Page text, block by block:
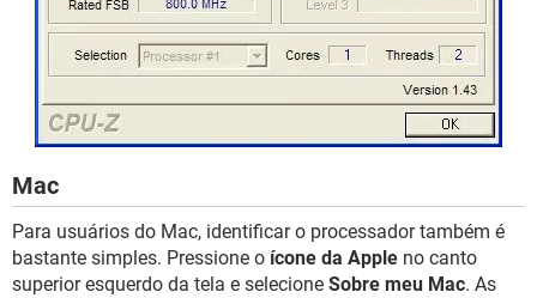
Mac
Para usuários do Mac, identificar o processador também é
bastante simples. Pressione o ícone da Apple no canto
superior esquerdo da tela e selecione Sobre meu Mac. As